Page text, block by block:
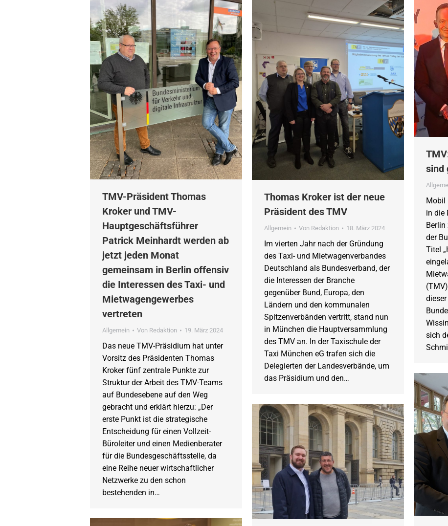
TMV-Präsident Thomas
Kroker und TMV-
Hauptgeschäftsführer
Patrick Meinhardt werden ab
jetzt jeden Monat
gemeinsam in Berlin offensiv
die Interessen des Taxi- und
Mietwagengewerbes
vertreten
Allgemein Von Redaktion 19. März 2024
Das neue TMV-Präsidium hat unter
Vorsitz des Präsidenten Thomas
Kroker fünf zentrale Punkte zur
Struktur der Arbeit des TMV-Teams
auf Bundesebene auf den Weg
gebracht und erklärt hierzu: „Der
erste Punkt ist die strategische
Entscheidung für einen Vollzeit-
Büroleiter und einen Medienberater
für die Bundesgeschäftsstelle, da
eine Reihe neuer wirtschaftlicher
Netzwerke zu den schon
bestehenden in…
Thomas Kroker ist der neue
Präsident des TMV
Allgemein Von Redaktion 18. März 2024
Im vierten Jahr nach der Gründung
des Taxi- und Mietwagenverbandes
Deutschland als Bundesverband, der
die Interessen der Branche
gegenüber Bund, Europa, den
Ländern und den kommunalen
Spitzenverbänden vertritt, stand nun
in München die Hauptversammlung
des TMV an. In der Taxischule der
Taxi München eG trafen sich die
Delegierten der Landesverbände, um
das Präsidium und den…
sind
Mobil
in die
Berlin
der
Titel
sich